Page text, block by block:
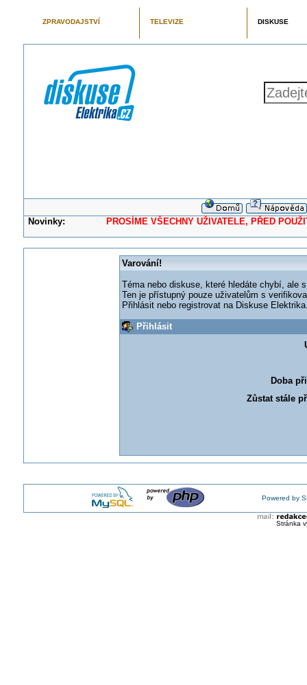
ZPRAVODAJSTVÍ TELEVIZE DISKUSE
Novinky: PROSÍME VŠECHNY UŽIVATELE, PŘED
Varování!
Téma nebo diskuse, které hledáte chybí, ale
Ten je přístupný pouze uživatelům s
Přihlásit nebo registrovat na Diskuse
Přihlásit
Doba
Zůstat stále
Powered by
Stránka